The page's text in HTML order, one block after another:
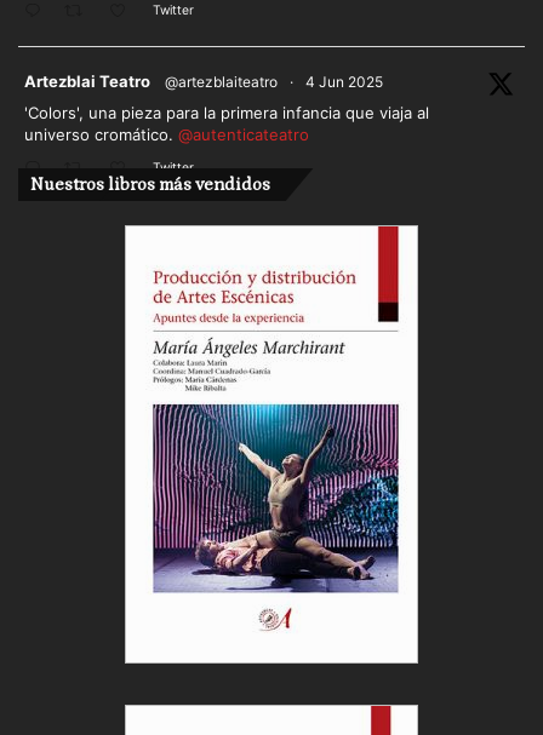
Twitter
Artezblai Teatro @artezblaiteatro · 4 Jun 2025
'Colors', una pieza para la primera infancia que viaja al
universo cromático. @autenticateatro
Twitter
Cargar más
Nuestros libros más vendidos